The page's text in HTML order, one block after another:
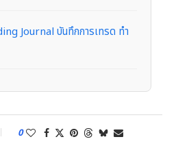
Journal บันทึกการเทรด ทำ
0